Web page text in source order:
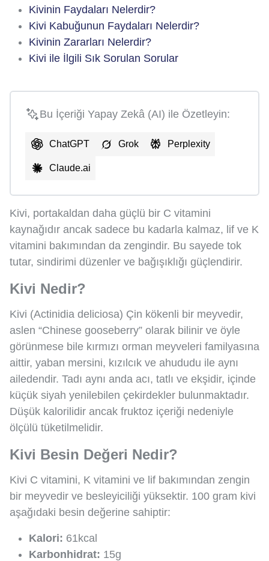
Kivinin Faydaları Nelerdir?
Kivi Kabuğunun Faydaları Nelerdir?
Kivinin Zararları Nelerdir?
Kivi ile İlgili Sık Sorulan Sorular
Bu İçeriği Yapay Zekâ (AI) ile Özetleyin:
ChatGPT Grok Perplexity
Claude.ai
Kivi, portakaldan daha güçlü bir C vitamini
kaynağıdır ancak sadece bu kadarla kalmaz, lif ve K
vitamini bakımından da zengindir. Bu sayede tok
tutar, sindirimi düzenler ve bağışıklığı güçlendirir.
Kivi Nedir?
Kivi (Actinidia deliciosa) Çin kökenli bir meyvedir,
aslen “Chinese gooseberry” olarak bilinir ve öyle
görünmese bile kırmızı orman meyveleri familyasına
aittir, yaban mersini, kızılcık ve ahududu ile aynı
ailedendir. Tadı aynı anda acı, tatlı ve ekşidir, içinde
küçük siyah yenilebilen çekirdekler bulunmaktadır.
Düşük kalorilidir ancak fruktoz içeriği nedeniyle
ölçülü tüketilmelidir.
Kivi Besin Değeri Nedir?
Kivi C vitamini, K vitamini ve lif bakımından zengin
bir meyvedir ve besleyiciliği yüksektir. 100 gram kivi
aşağıdaki besin değerine sahiptir:
Kalori: 61kcal
Karbonhidrat: 15g